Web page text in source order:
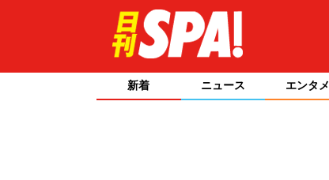
新着 ニュース エンタメ